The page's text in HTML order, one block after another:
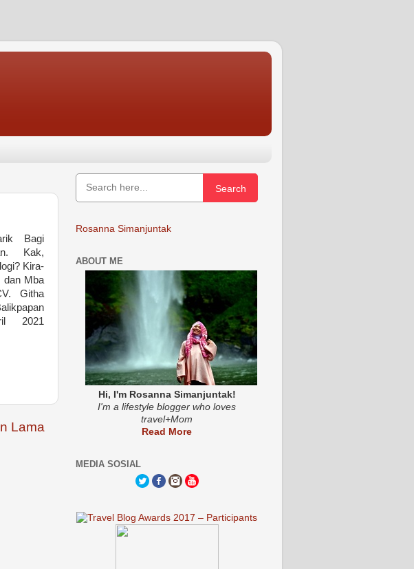
Bagi
Kak,
Kira-
dan Mba
Githa
2021
Lama
Search
Rosanna Simanjuntak
ABOUT ME
Hi, I'm Rosanna Simanjuntak!
I'm a lifestyle blogger who loves
travel+Mom
Read More
MEDIA SOSIAL